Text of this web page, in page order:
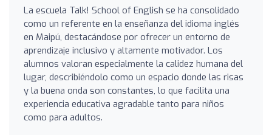
La escuela Talk! School of English se ha consolidado
como un referente en la enseñanza del idioma inglés
en Maipú, destacándose por ofrecer un entorno de
aprendizaje inclusivo y altamente motivador. Los
alumnos valoran especialmente la calidez humana del
lugar, describiéndolo como un espacio donde las risas
y la buena onda son constantes, lo que facilita una
experiencia educativa agradable tanto para niños
como para adultos.